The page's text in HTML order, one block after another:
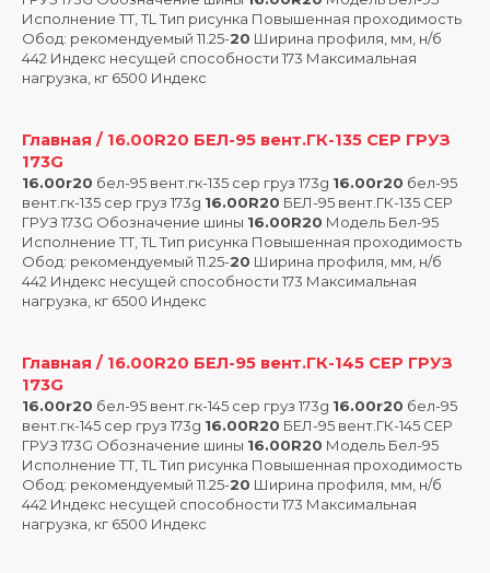
Исполнение TT, TL Тип рисунка Повышенная проходимость
Обод: рекомендуемый 11.25-20 Ширина профиля, мм, н/б
442 Индекс несущей способности 173 Максимальная
нагрузка, кг 6500 Индекс
Главная / 16.00R20 БЕЛ-95 вент.ГК-135 СЕР ГРУЗ
173G
16.00r20 бел-95 вент.гк-135 сер груз 173g 16.00r20 бел-95
вент.гк-135 сер груз 173g 16.00R20 БЕЛ-95 вент.ГК-135 СЕР
ГРУЗ 173G Обозначение шины 16.00R20 Модель Бел-95
Исполнение TT, TL Тип рисунка Повышенная проходимость
Обод: рекомендуемый 11.25-20 Ширина профиля, мм, н/б
442 Индекс несущей способности 173 Максимальная
нагрузка, кг 6500 Индекс
Главная / 16.00R20 БЕЛ-95 вент.ГК-145 СЕР ГРУЗ
173G
16.00r20 бел-95 вент.гк-145 сер груз 173g 16.00r20 бел-95
вент.гк-145 сер груз 173g 16.00R20 БЕЛ-95 вент.ГК-145 СЕР
ГРУЗ 173G Обозначение шины 16.00R20 Модель Бел-95
Исполнение TT, TL Тип рисунка Повышенная проходимость
Обод: рекомендуемый 11.25-20 Ширина профиля, мм, н/б
442 Индекс несущей способности 173 Максимальная
нагрузка, кг 6500 Индекс